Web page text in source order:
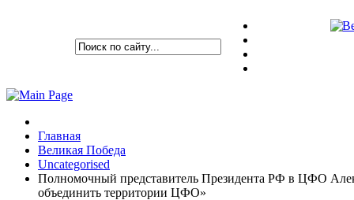
Главная
Великая Победа
Uncategorised
Полномочный представитель Президента РФ в ЦФО
объединить территории ЦФО»